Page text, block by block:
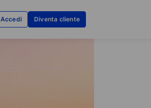
Accedi Diventa cliente